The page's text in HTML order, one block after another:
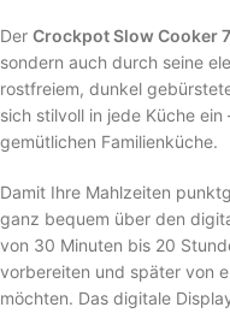
Der Crockpot Slow Cooker
sondern auch durch seine
rostfreiem, dunkel
sich stilvoll in jede Küche
gemütlichen Familienküche.
Damit Ihre Mahlzeiten
ganz bequem über den
von 30 Minuten bis 20
vorbereiten und später von
möchten. Das digitale